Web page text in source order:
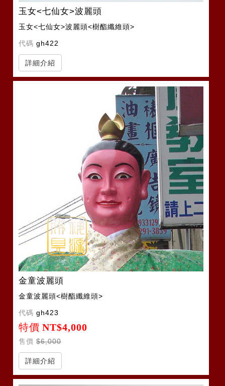
玉女<七仙女>波麗頭
玉女<七仙女>波麗頭<樹酯纖維頭>
代碼 gh422
詳細介紹
金童波麗頭
金童波麗頭<樹酯纖維頭>
代碼 gh423
特價 NT$4,000
售價 $6,000
詳細介紹